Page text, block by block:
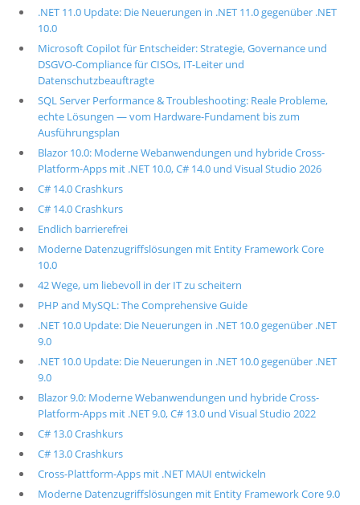
.NET 11.0 Update: Die Neuerungen in .NET 11.0 gegenüber .NET
10.0
Microsoft Copilot für Entscheider: Strategie, Governance und
DSGVO-Compliance für CISOs, IT-Leiter und
Datenschutzbeauftragte
SQL Server Performance & Troubleshooting: Reale Probleme,
echte Lösungen — vom Hardware-Fundament bis zum
Ausführungsplan
Blazor 10.0: Moderne Webanwendungen und hybride Cross-
Platform-Apps mit .NET 10.0, C# 14.0 und Visual Studio 2026
C# 14.0 Crashkurs
C# 14.0 Crashkurs
Endlich barrierefrei
Moderne Datenzugriffslösungen mit Entity Framework Core
10.0
42 Wege, um liebevoll in der IT zu scheitern
PHP and MySQL: The Comprehensive Guide
.NET 10.0 Update: Die Neuerungen in .NET 10.0 gegenüber .NET
9.0
.NET 10.0 Update: Die Neuerungen in .NET 10.0 gegenüber .NET
9.0
Blazor 9.0: Moderne Webanwendungen und hybride Cross-
Platform-Apps mit .NET 9.0, C# 13.0 und Visual Studio 2022
C# 13.0 Crashkurs
C# 13.0 Crashkurs
Cross-Plattform-Apps mit .NET MAUI entwickeln
Moderne Datenzugriffslösungen mit Entity Framework Core 9.0